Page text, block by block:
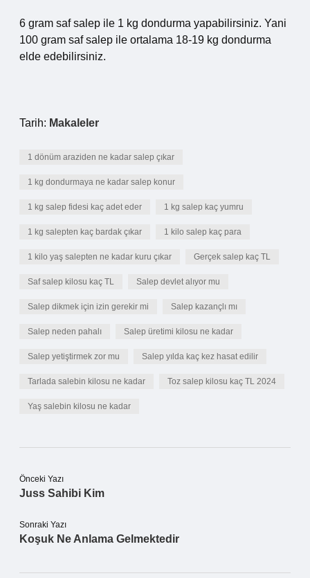
6 gram saf salep ile 1 kg dondurma yapabilirsiniz. Yani
100 gram saf salep ile ortalama 18-19 kg dondurma
elde edebilirsiniz.
Tarih: Makaleler
1 dönüm araziden ne kadar salep çıkar
1 kg dondurmaya ne kadar salep konur
1 kg salep fidesi kaç adet eder 1 kg salep kaç yumru
1 kg salepten kaç bardak çıkar 1 kilo salep kaç para
1 kilo yaş salepten ne kadar kuru çıkar Gerçek salep kaç TL
Saf salep kilosu kaç TL Salep devlet alıyor mu
Salep dikmek için izin gerekir mi Salep kazançlı mı
Salep neden pahalı Salep üretimi kilosu ne kadar
Salep yetiştirmek zor mu Salep yılda kaç kez hasat edilir
Tarlada salebin kilosu ne kadar Toz salep kilosu kaç TL 2024
Yaş salebin kilosu ne kadar
Önceki Yazı
Juss Sahibi Kim
Sonraki Yazı
Koşuk Ne Anlama Gelmektedir